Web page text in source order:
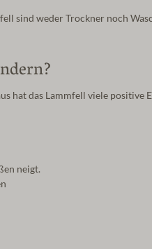
sind weder Trockner noch
hat das Lammfell viele
neigt.